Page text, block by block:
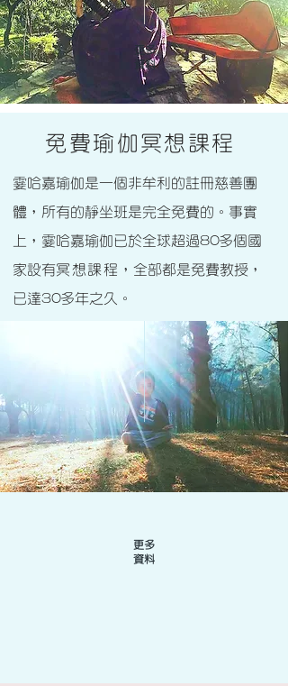
更多
資料
免費瑜伽冥想課程
霎哈嘉瑜伽是一個非牟利的註冊慈善團
體，所有的靜坐班是完全免費的。事實
上，霎哈嘉瑜伽已於全球超過80多個國
家設有冥想課程 ，全部都是免費教授，
已達30多年之久。
更多
資料